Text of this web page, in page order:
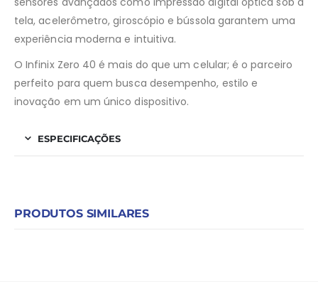
tela, acelerômetro, giroscópio e bússola garantem uma
experiência moderna e intuitiva.
O Infinix Zero 40 é mais do que um celular; é o parceiro
perfeito para quem busca desempenho, estilo e
inovação em um único dispositivo.
ESPECIFICAÇÕES
PRODUTOS SIMILARES